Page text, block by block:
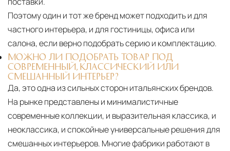
Поэтому один и тот же бренд может подходить и для
частного интерьера, и для гостиницы, офиса или
салона, если верно подобрать серию и комплектацию.
МОЖНО ЛИ ПОДОБРАТЬ ТОВАР ПОД
СОВРЕМЕННЫЙ, КЛАССИЧЕСКИЙ ИЛИ
СМЕШАННЫЙ ИНТЕРЬЕР?
Да, это одна из сильных сторон итальянских брендов.
На рынке представлены и минималистичные
современные коллекции, и выразительная классика, и
неоклассика, и спокойные универсальные решения для
смешанных интерьеров. Многие фабрики работают в